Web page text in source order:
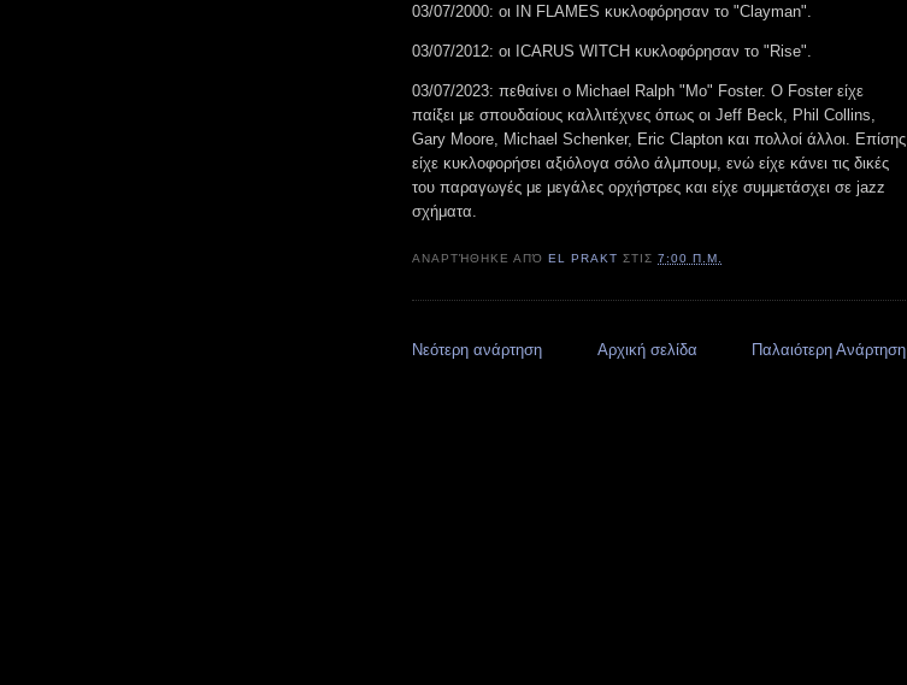
03/07/2000: οι IN FLAMES κυκλοφόρησαν το "Clayman".
03/07/2012: οι ICARUS WITCH κυκλοφόρησαν το "Rise".
03/07/2023: πεθαίνει ο Michael Ralph "Mo" Foster. Ο Foster είχε
παίξει με σπουδαίους καλλιτέχνες όπως οι Jeff Beck, Phil Collins,
Gary Moore, Michael Schenker, Eric Clapton και πολλοί άλλοι. Επίσης
είχε κυκλοφορήσει αξιόλογα σόλο άλμπουμ, ενώ είχε κάνει τις δικές
του παραγωγές με μεγάλες ορχήστρες και είχε συμμετάσχει σε jazz
σχήματα.
ΑΝΑΡΤΉΘΗΚΕ ΑΠΌEL PRAKT ΣΤΙΣ7:00 Π.Μ.
Νεότερη ανάρτηση Παλαιότερη Ανάρτηση
Αρχική σελίδα